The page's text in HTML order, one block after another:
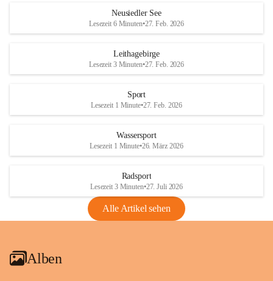
S
und den daraus folgenden wirtschaftlichen
Maßnahmen zur Bekämpfung
Rebe und der Amerikanischen
Anhang VBl. EU Nr. 18
1 Seite•1,4 MB
VBl. EU Nr. 18_2026
r
S
Neusiedler See
Lesezeit 6 Minuten•27. Feb. 2026
Leithagebirge
Lesezeit 3 Minuten•27. Feb. 2026
Sport
Lesezeit 1 Minute•27. Feb. 2026
Wassersport
Lesezeit 1 Minute•26. März 2026
Radsport
Lesezeit 3 Minuten•27. Juli 2026
Alle Artikel sehen
Alben